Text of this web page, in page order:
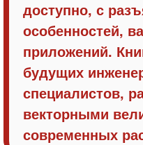
доступно, с
особенностей,
приложений.
будущих
специалистов,
векторными
современных